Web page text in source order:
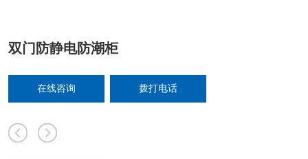
双门防静电防潮柜
在线咨询 拨打电话